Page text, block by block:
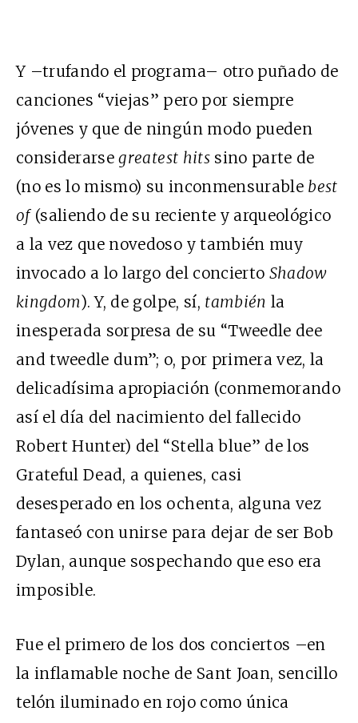
Y –trufando el programa– otro puñado de
canciones “viejas” pero por siempre
jóvenes y que de ningún modo pueden
considerarsegreatest hitssino parte de
(no es lo mismo) su inconmensurable best
of(saliendo de su reciente y arqueológico
a la vez que novedoso y también muy
invocado a lo largo del concierto Shadow
kingdom). Y, de golpe, sí, también la
inesperada sorpresa de su “Tweedle dee
and tweedle dum”; o, por primera vez, la
delicadísima apropiación (conmemorando
así el día del nacimiento del fallecido
Robert Hunter) del “Stella blue” de los
Grateful Dead, a quienes, casi
desesperado en los ochenta, alguna vez
fantaseó con unirse para dejar de ser Bob
Dylan, aunque sospechando que eso era
imposible.
Fue el primero de los dos conciertos –en
la inflamable noche de Sant Joan, sencillo
telón iluminado en rojo como única